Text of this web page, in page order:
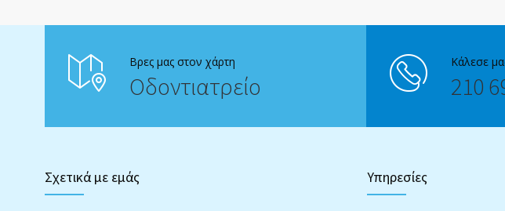
Βρες μας στον χάρτη
Οδοντιατρείο
Κάλεσε
210
Σχετικά με εμάς Υπηρεσίες